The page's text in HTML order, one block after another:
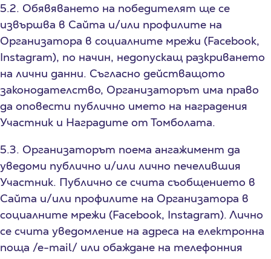
5.2. Обявяването на победителят ще се
извършва в Сайта и/или профилите на
Организатора в социалните мрежи (Facebook,
Instagram), по начин, недопускащ разкриването
на лични данни. Съгласно действащото
законодателство, Организаторът има право
да оповести публично името на наградения
Участник и Наградите от Томболата.
5.3. Организаторът поема ангажимент да
уведоми публично и/или лично печелившия
Участник. Публично се счита съобщението в
Сайта и/или профилите на Организатора в
социалните мрежи (Facebook, Instagram). Лично
се счита уведомление на адреса на електронна
поща /е-mail/ или обаждане на телефонния